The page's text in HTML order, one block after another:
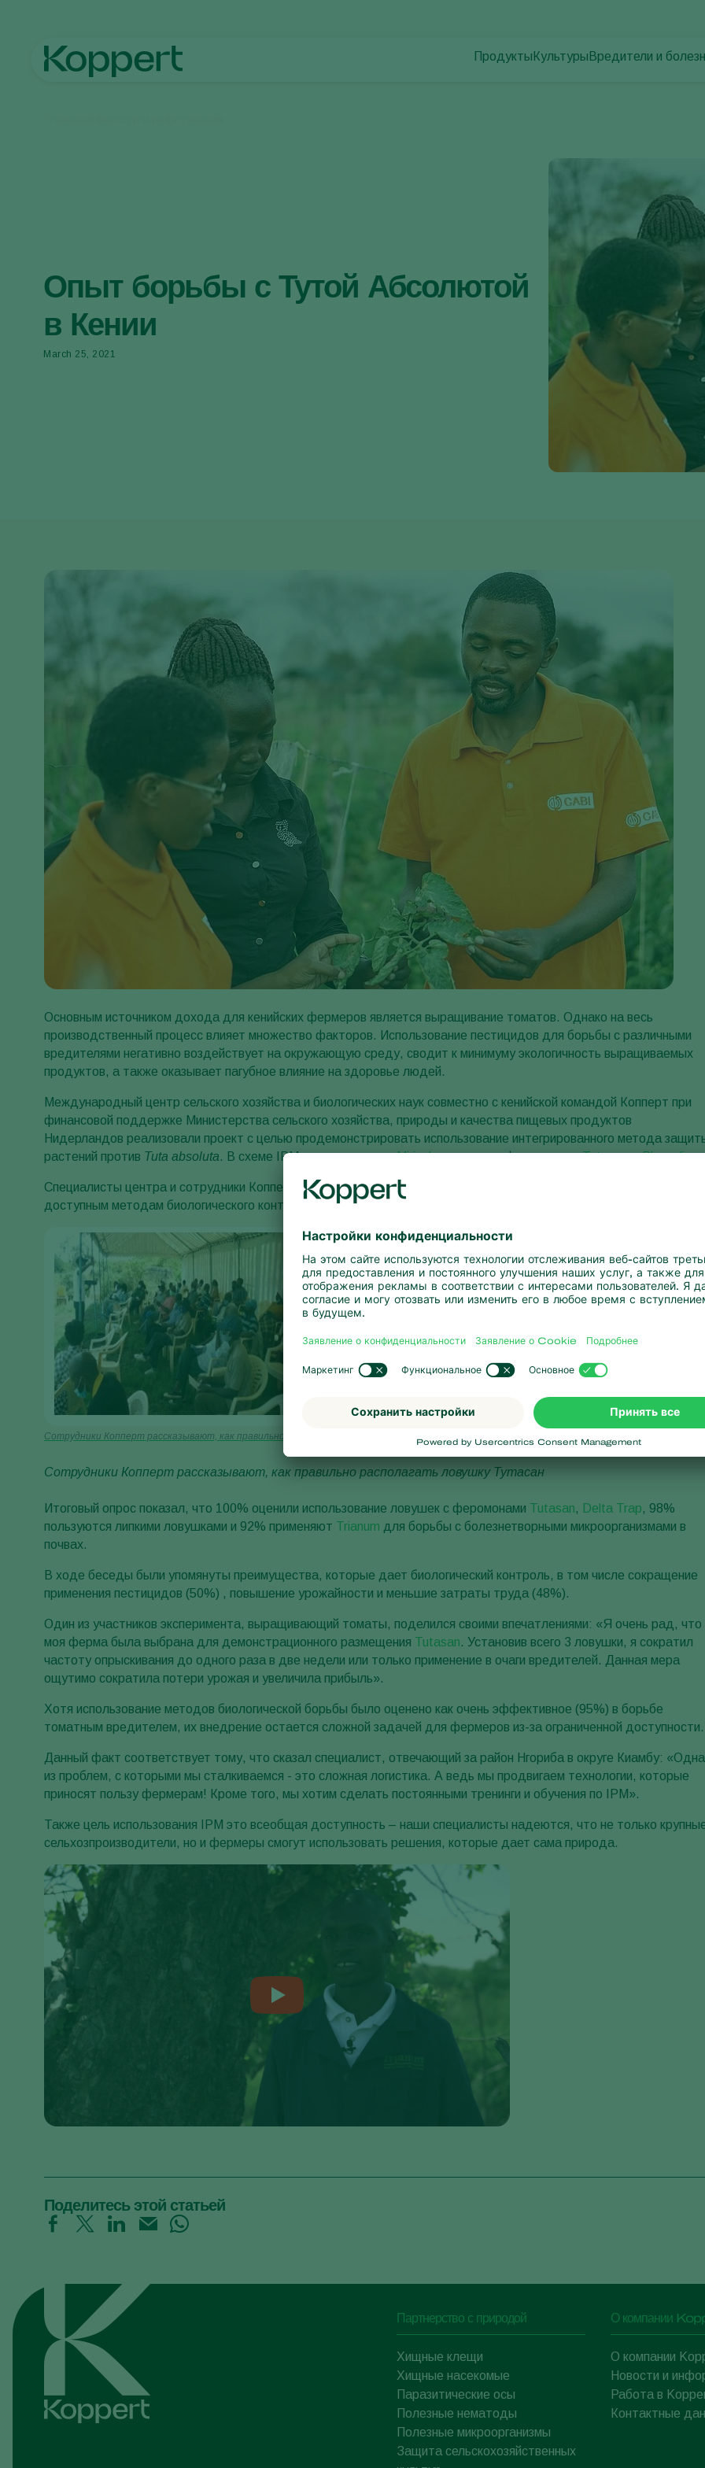
Продукты Культуры Вредители и
Опыт борьбы с Тутой Абсолютой
в Кении
March 25, 2021
Основным источником дохода для кенийских фермеров является выращивание томатов. Однако на весь
производственный процесс влияет множество факторов. Использование пестицидов для борьбы с различными
вредителями негативно воздействует на окружающую среду, сводит к минимуму экологичность выращиваемых
продуктов, а также оказывает пагубное влияние на здоровье людей.
Международный центр сельского хозяйства и биологических наук совместно с кенийской командой Копперт при
финансовой поддержке Министерства сельского хозяйства, природы и качества пищевых продуктов
Нидерландов реализовали проект с целью продемонстрировать использование интегрированного метода
растений против Tuta absoluta. В схеме IPM использовалисьMiricalи ловушки с феромонамиTutasan+Pherodis.
Специалисты центра и сотрудники Копперт провели успешные демонстрации на производствах, а также обучили
доступным методам биологического контроля и борьбы с Тутой.
Сотрудники Копперт рассказывают, как правильно располагать ловушку Тутасан
Сотрудники Копперт рассказывают, как правильно располагать ловушку Тутасан
Итоговый опрос показал, что 100% оценили использование ловушек с феромонами Tutasan, Delta Trap, 98%
пользуются липкими ловушками и 92% применяют Trianum для борьбы с болезнетворными микроорганизмами в
почвах.
В ходе беседы были упомянуты преимущества, которые дает биологический контроль, в том числе сокращение
применения пестицидов (50%) , повышение урожайности и меньшие затраты труда (48%).
Один из участников эксперимента, выращивающий томаты, поделился своими впечатлениями: «Я очень рад, что
моя ферма была выбрана для демонстрационного размещения Tutasan. Установив всего 3 ловушки, я сократил
частоту опрыскивания до одного раза в две недели или только применение в очаги вредителей. Данная мера
ощутимо сократила потери урожая и увеличила прибыль».
Хотя использование методов биологической борьбы было оценено как очень эффективное (95%) в борьбе
томатным вредителем, их внедрение остается сложной задачей для фермеров из-за ограниченной доступности.
Данный факт соответствует тому, что сказал специалист, отвечающий за район Нгориба в округе Киамбу: «Одна
из проблем, с которыми мы сталкиваемся - это сложная логистика. А ведь мы продвигаем технологии, которые
приносят пользу фермерам! Кроме того, мы хотим сделать постоянными тренинги и обучения по IPM».
Также цель использования IPM это всеобщая доступность – наши специалисты надеются, что не только
сельхозпроизводители, но и фермеры смогут использовать решения, которые дает сама природа.
Поделитесь этой статьей
Партнерство с природой
Хищные клещи
Хищные насекомые
Паразитические осы
Полезные нематоды
Полезные микроорганизмы
Защита сельскохозяйственных
О компании
О компании
Новости и
Работа в
Контактные